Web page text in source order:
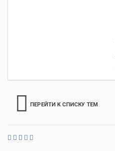
ПЕРЕЙТИ К СПИСКУ ТЕМ